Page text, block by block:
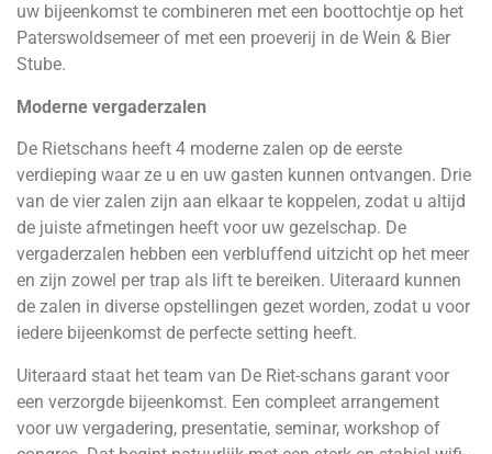
uw bijeenkomst te combineren met een boottochtje op het
Paterswoldsemeer of met een proeverij in de Wein & Bier
Stube.
Moderne vergaderzalen
De Rietschans heeft 4 moderne zalen op de eerste
verdieping waar ze u en uw gasten kunnen ontvangen. Drie
van de vier zalen zijn aan elkaar te koppelen, zodat u altijd
de juiste afmetingen heeft voor uw gezelschap. De
vergaderzalen hebben een verbluffend uitzicht op het meer
en zijn zowel per trap als lift te bereiken. Uiteraard kunnen
de zalen in diverse opstellingen gezet worden, zodat u voor
iedere bijeenkomst de perfecte setting heeft.
Uiteraard staat het team van De Riet-schans garant voor
een verzorgde bijeenkomst. Een compleet arrangement
voor uw vergadering, presentatie, seminar, workshop of